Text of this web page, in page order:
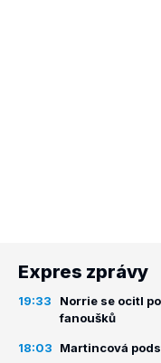
Expres zprávy
19:33
Norrie se ocitl
fanoušků
18:03 Martincová